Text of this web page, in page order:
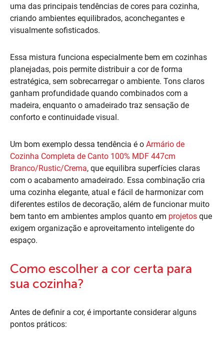
uma das principais tendências de cores para cozinha,
criando ambientes equilibrados, aconchegantes e
visualmente sofisticados.
Essa mistura funciona especialmente bem em cozinhas
planejadas, pois permite distribuir a cor de forma
estratégica, sem sobrecarregar o ambiente. Tons claros
ganham profundidade quando combinados com a
madeira, enquanto o amadeirado traz sensação de
conforto e continuidade visual.
Um bom exemplo dessa tendência é o Armário de
Cozinha Completa de Canto 100% MDF 447cm
Branco/Rustic/Crema, que equilibra superfícies claras
com o acabamento amadeirado. Essa combinação cria
uma cozinha elegante, atual e fácil de harmonizar com
diferentes estilos de decoração, além de funcionar muito
bem tanto em ambientes amplos quanto em projetos que
exigem organização e aproveitamento inteligente do
espaço.
Como escolher a cor certa para
sua cozinha?
Antes de definir a cor, é importante considerar alguns
pontos práticos: